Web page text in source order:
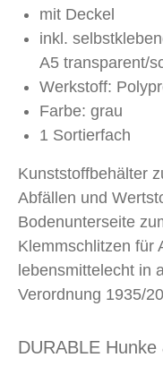
mit Deckel
inkl.
A5 transparent/
Werkstoff:
Farbe: grau
1 Sortierfach
Kunststoffbehälter
Abfällen und
Bodenunterseite
Klemmschlitzen für
lebensmittelecht in
Verordnung 1935/
DURABLE